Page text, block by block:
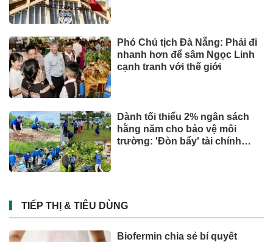
Phó Chủ tịch Đà Nẵng: Phải đi
nhanh hơn để sâm Ngọc Linh
cạnh tranh với thế giới
Dành tối thiểu 2% ngân sách
hằng năm cho bảo vệ môi
trường: 'Đòn bẩy' tài chính
TIẾP THỊ & TIÊU DÙNG
Biofermin chia sẻ bí quyết